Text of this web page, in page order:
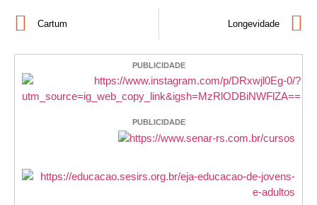
Cartum Longevidade
PUBLICIDADE
PUBLICIDADE